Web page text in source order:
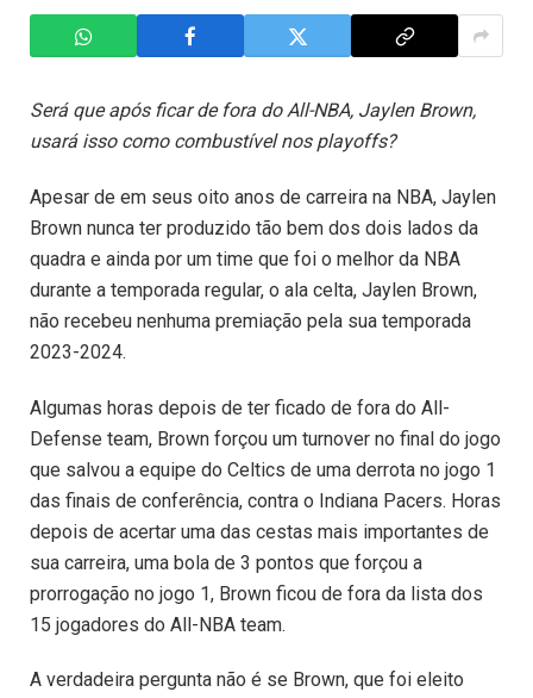
Será que após ficar de fora do All-NBA, Jaylen Brown,
usará isso como combustível nos playoffs?
Apesar de em seus oito anos de carreira na NBA, Jaylen
Brown nunca ter produzido tão bem dos dois lados da
quadra e ainda por um time que foi o melhor da NBA
durante a temporada regular, o ala celta, Jaylen Brown,
não recebeu nenhuma premiação pela sua temporada
2023-2024.
Algumas horas depois de ter ficado de fora do All-
Defense team, Brown forçou um turnover no final do jogo
que salvou a equipe do Celtics de uma derrota no jogo 1
das finais de conferência, contra o Indiana Pacers. Horas
depois de acertar uma das cestas mais importantes de
sua carreira, uma bola de 3 pontos que forçou a
prorrogação no jogo 1, Brown ficou de fora da lista dos
15 jogadores do All-NBA team.
A verdadeira pergunta não é se Brown, que foi eleito